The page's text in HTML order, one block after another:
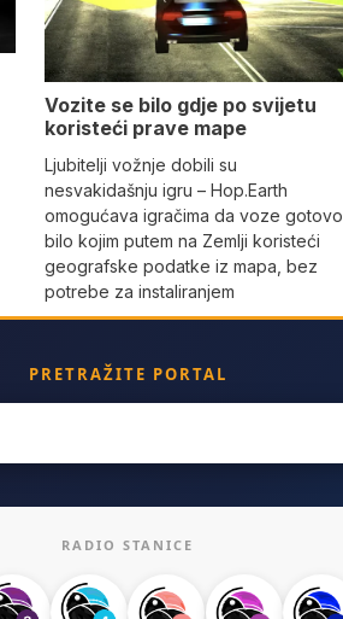
Vozite se bilo gdje po svijetu
koristeći prave mape
Ljubitelji vožnje dobili su
nesvakidašnju igru – Hop.Earth
omogućava igračima da voze gotovo
bilo kojim putem na Zemlji koristeći
geografske podatke iz mapa, bez
potrebe za instaliranjem
PRETRAŽITE PORTAL
RADIO STANICE